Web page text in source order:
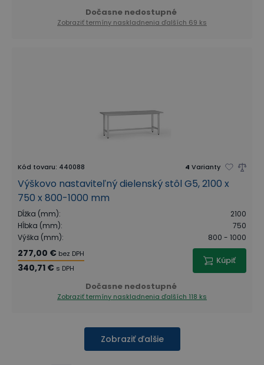
Dočasne nedostupné
Zobraziť termíny naskladnenia ďalších 69 ks
Kód tovaru: 440088 4 Varianty
Výškovo nastaviteľný dielenský stôl G5, 2100 x
750 x 800-1000 mm
Dĺžka (mm):
2100
Hĺbka (mm):
750
Výška (mm): 800 - 1000
277,00 € bez DPH
340,71 € s DPH
Kúpiť
Dočasne nedostupné
Zobraziť termíny naskladnenia ďalších 118 ks
Zobraziť ďalšie